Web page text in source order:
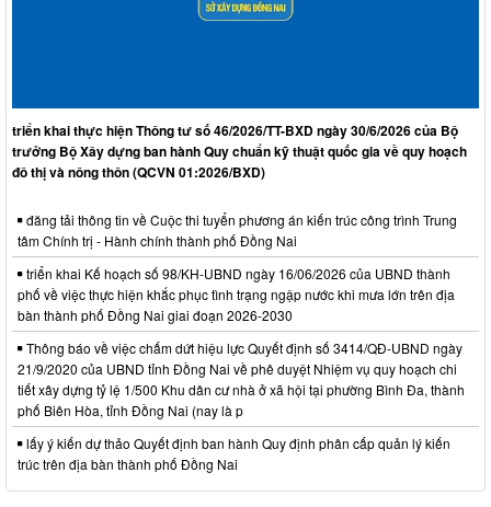
triển khai thực hiện Thông tư số 46/2026/TT-BXD ngày 30/6/2026 của Bộ
trưởng Bộ Xây dựng ban hành Quy chuẩn kỹ thuật quốc gia về quy hoạch
đô thị và nông thôn (QCVN 01:2026/BXD)
đăng tải thông tin về Cuộc thi tuyển phương án kiến trúc công trình Trung
tâm Chính trị - Hành chính thành phố Đồng Nai
triển khai Kế hoạch số 98/KH-UBND ngày 16/06/2026 của UBND thành
phố về việc thực hiện khắc phục tình trạng ngập nước khi mưa lớn trên địa
bàn thành phố Đồng Nai giai đoạn 2026-2030
Thông báo về việc chấm dứt hiệu lực Quyết định số 3414/QĐ-UBND ngày
21/9/2020 của UBND tỉnh Đồng Nai về phê duyệt Nhiệm vụ quy hoạch chi
tiết xây dựng tỷ lệ 1/500 Khu dân cư nhà ở xã hội tại phường Bình Đa, thành
phố Biên Hòa, tỉnh Đồng Nai (nay là p
lấy ý kiến dự thảo Quyết định ban hành Quy định phân cấp quản lý kiến
trúc trên địa bàn thành phố Đồng Nai